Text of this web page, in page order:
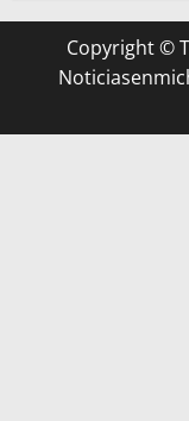
Copyright ©